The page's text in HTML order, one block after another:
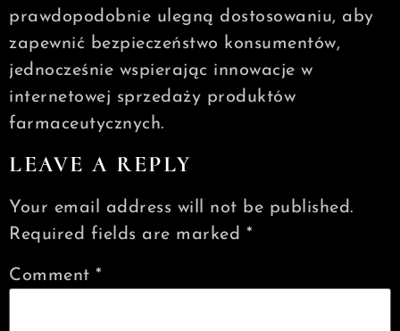
prawdopodobnie ulegną dostosowaniu, aby
zapewnić bezpieczeństwo konsumentów,
jednocześnie wspierając innowacje w
internetowej sprzedaży produktów
farmaceutycznych.
LEAVE A REPLY
Your email address will not be published.
Required fields are marked *
Comment *